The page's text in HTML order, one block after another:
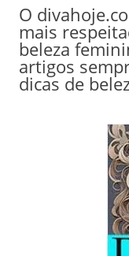
O
mais
beleza
artigos
dicas de